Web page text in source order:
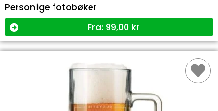
Personlige fotobøker
Fra: 99,00 kr